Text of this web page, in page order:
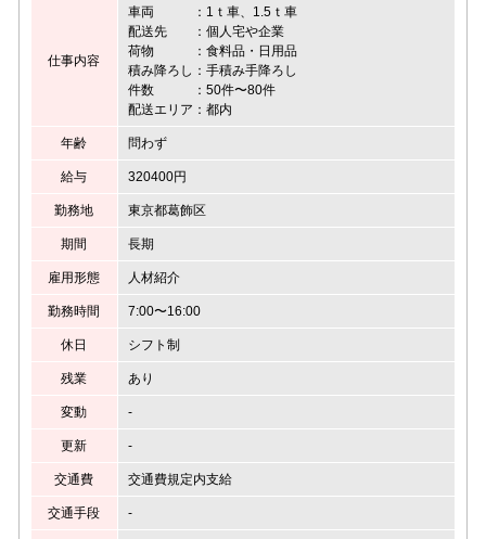
仕事内容
車両 ：1ｔ車、1.5ｔ車
配送先 ：個人宅や企業
荷物 ：食料品・日用品
積み降ろし：手積み手降ろし
件数 ：50件〜80件
配送エリア：都内
年齢 問わず
給与 320400円
勤務地 東京都葛飾区
期間 長期
雇用形態 人材紹介
勤務時間 7:00〜16:00
休日 シフト制
残業 あり
変動 -
更新 -
交通費 交通費規定内支給
交通手段 -